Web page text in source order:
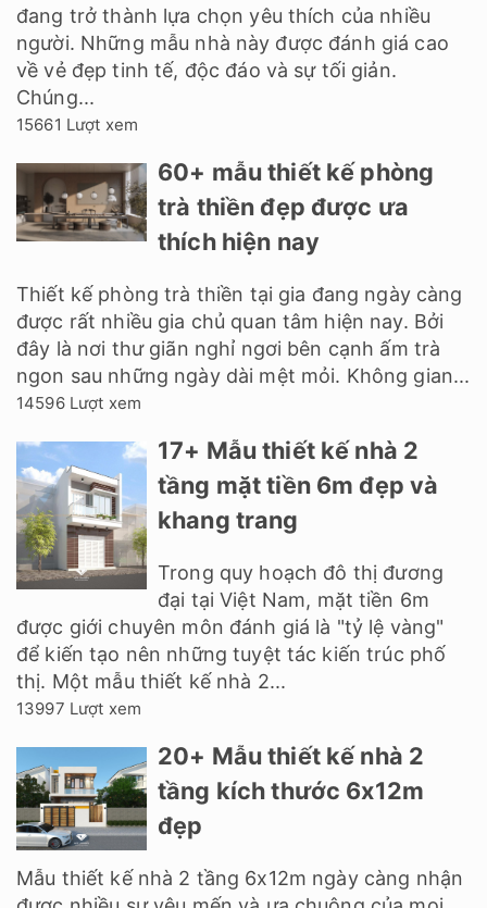
đang trở thành lựa chọn yêu thích của nhiều
người. Những mẫu nhà này được đánh giá cao
về vẻ đẹp tinh tế, độc đáo và sự tối giản.
Chúng...
15661 Lượt xem
60+ mẫu thiết kế phòng
trà thiền đẹp được ưa
thích hiện nay
Thiết kế phòng trà thiền tại gia đang ngày càng
được rất nhiều gia chủ quan tâm hiện nay. Bởi
đây là nơi thư giãn nghỉ ngơi bên cạnh ấm trà
ngon sau những ngày dài mệt mỏi. Không gian...
14596 Lượt xem
17+ Mẫu thiết kế nhà 2
tầng mặt tiền 6m đẹp và
khang trang
Trong quy hoạch đô thị đương
đại tại Việt Nam, mặt tiền 6m
được giới chuyên môn đánh giá là "tỷ lệ vàng"
để kiến tạo nên những tuyệt tác kiến trúc phố
thị. Một mẫu thiết kế nhà 2...
13997 Lượt xem
20+ Mẫu thiết kế nhà 2
tầng kích thước 6x12m
đẹp
Mẫu thiết kế nhà 2 tầng 6x12m ngày càng nhận